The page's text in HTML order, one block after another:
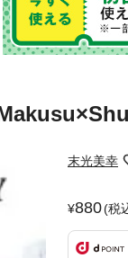
末光美幸
880(税